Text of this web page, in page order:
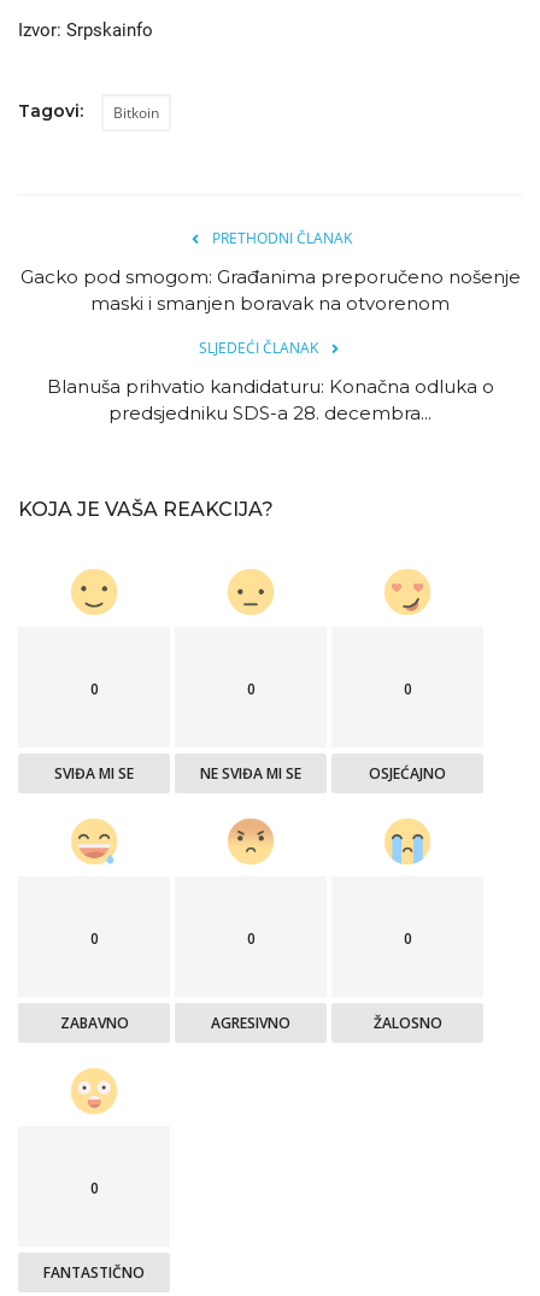
Izvor: Srpskainfo
Tagovi: Bitkoin
PRETHODNI ČLANAK
Gacko pod smogom: Građanima preporučeno nošenje
maski i smanjen boravak na otvorenom
SLJEDEĆI ČLANAK
Blanuša prihvatio kandidaturu: Konačna odluka o
predsjedniku SDS-a 28. decembra...
KOJA JE VAŠA REAKCIJA?
0
SVIĐA MI SE
0
NE SVIĐA MI SE
0
OSJEĆAJNO
0
ZABAVNO
0
AGRESIVNO
0
ŽALOSNO
0
FANTASTIČNO